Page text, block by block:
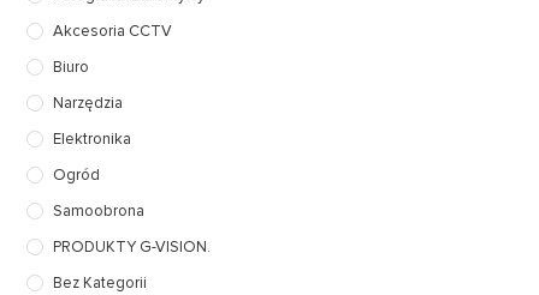
Akcesoria CCTV
Biuro
Narzędzia
Elektronika
Ogród
Samoobrona
PRODUKTY G-VISION.
Bez Kategorii